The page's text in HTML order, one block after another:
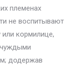
племенах
не воспитывают
или кормилице,
чуждыми
додержав